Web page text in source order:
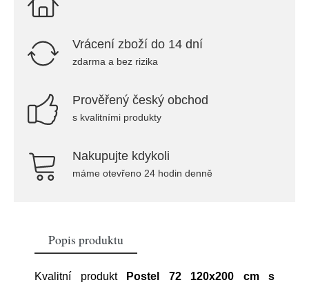
Vrácení zboží do 14 dní
zdarma a bez rizika
Prověřený český obchod
s kvalitními produkty
Nakupujte kdykoli
máme otevřeno 24 hodin denně
Popis produktu
Kvalitní produkt
Postel 72 120x200 cm s